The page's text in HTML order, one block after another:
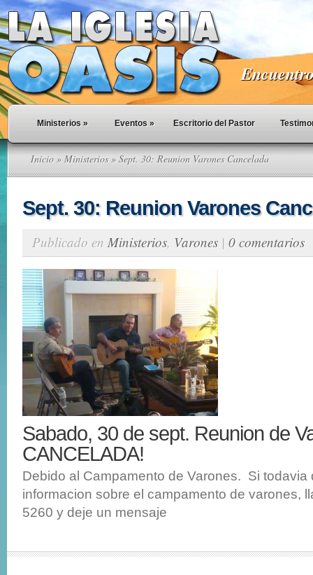
Ministerios » Eventos » Escritorio del Pastor
Inicio » Ministerios» Sept. 30: Reunion Varones Cancelada
Sept. 30: Reunion Varones
Publicado en Ministerios, Varones | 0 comentarios
Sabado, 30 de sept. Reunion de
CANCELADA!
Debido al Campamento de Varones. Si todavia
informacion sobre el campamento de varones,
5260 y deje un mensaje